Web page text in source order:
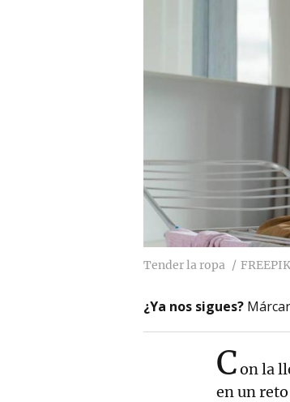
Tender la ropa FREEPIK
¿Ya nos sigues?
Con la
en un